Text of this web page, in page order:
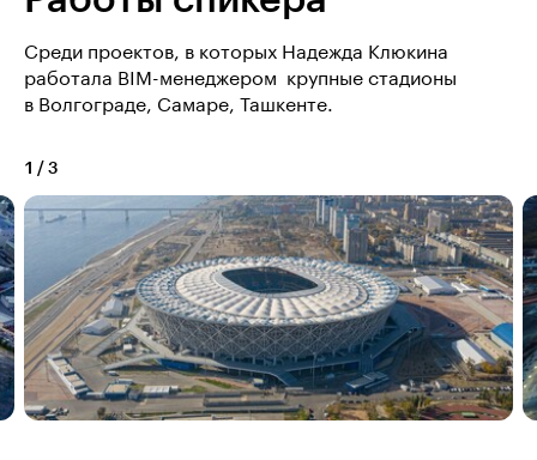
Среди проектов, в которых Надежда Клюкина
работала BIM-менеджером  крупные стадионы
в Волгограде, Самаре, Ташкенте.
1 / 3